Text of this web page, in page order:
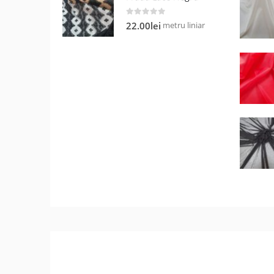
0 out of 5
22.00lei metru liniar